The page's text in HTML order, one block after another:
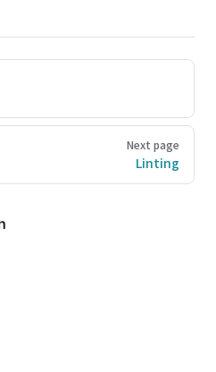
Next page
Linting